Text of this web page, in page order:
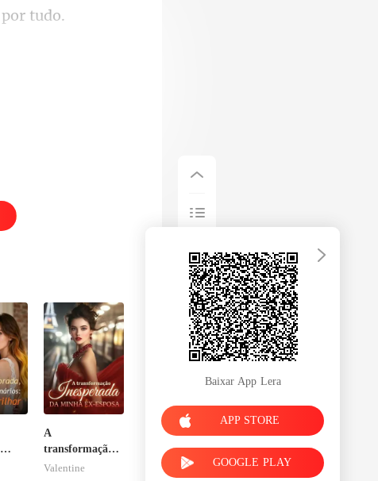
A
transformação
inesperada da
Valentine
Baixar App Lera
APP STORE
GOOGLE PLAY